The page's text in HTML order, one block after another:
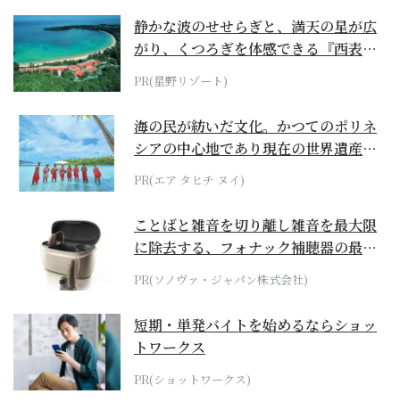
静かな波のせせらぎと、満天の星が広
がり、くつろぎを体感できる『西表島
ホテル by...
PR(星野リゾート)
海の民が紡いだ文化。かつてのポリネ
シアの中心地であり現在の世界遺産か
らみえてくる...
PR(エア タヒチ ヌイ)
ことばと雑音を切り離し雑音を最大限
に除去する、フォナック補聴器の最上
位モデル
PR(ソノヴァ・ジャパン株式会社)
短期・単発バイトを始めるならショッ
トワークス
PR(ショットワークス)